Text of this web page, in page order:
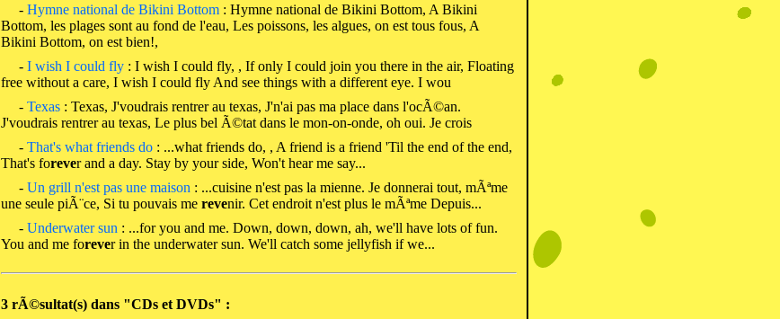
- Hymne national de Bikini Bottom: Hymne national de Bikini Bottom, A Bikini
Bottom, les plages sont au fond de l'eau, Les poissons, les algues, on est tous fous, A
Bikini Bottom, on est bien!,
- I wish I could fly: I wish I could fly, , If only I could join you there in the air, Floating
free without a care, I wish I could fly And see things with a different eye. I wou
- Texas: Texas, J'voudrais rentrer au texas, J'n'ai pas ma place dans l'ocÃ©an.
J'voudrais rentrer au texas, Le plus bel Ã©tat dans le mon-on-onde, oh oui. Je crois
- That's what friends do: ...what friends do, , A friend is a friend 'Til the end of the end,
That's forever and a day. Stay by your side, Won't hear me say...
- Un grill n'est pas une maison : ...cuisine n'est pas la mienne. Je donnerai tout, mÃªme
une seule piÃ¨ce, Si tu pouvais me revenir. Cet endroit n'est plus le mÃªme Depuis...
- Underwater sun : ...for you and me. Down, down, down, ah, we'll have lots of fun.
You and me forever in the underwater sun. We'll catch some jellyfish if we...
3 rÃ©sultat(s) dans "CDs et DVDs" :